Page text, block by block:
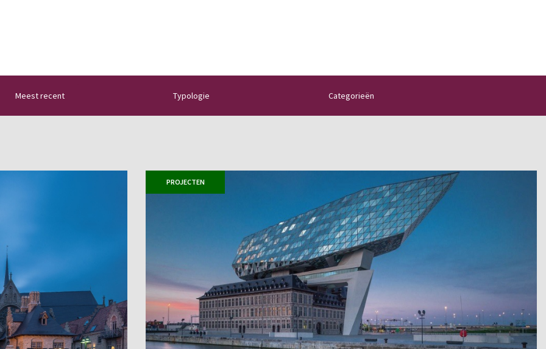
nieuwe
installatie van
Meest recent Typologie Categorieën
PROJECTEN